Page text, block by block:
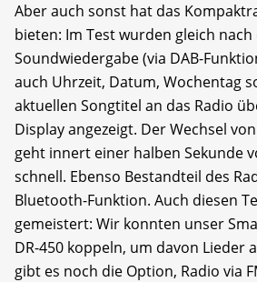
Aber auch sonst hat das
bieten: Im Test wurden gleich
Soundwiedergabe (via DAB-
auch Uhrzeit, Datum, Wochentag
aktuellen Songtitel an das Radio
Display angezeigt. Der Wechsel
geht innert einer halben Sekunde
schnell. Ebenso Bestandteil des
Bluetooth-Funktion. Auch diesen
gemeistert: Wir konnten unser
DR-450 koppeln, um davon Lieder
gibt es noch die Option, Radio via